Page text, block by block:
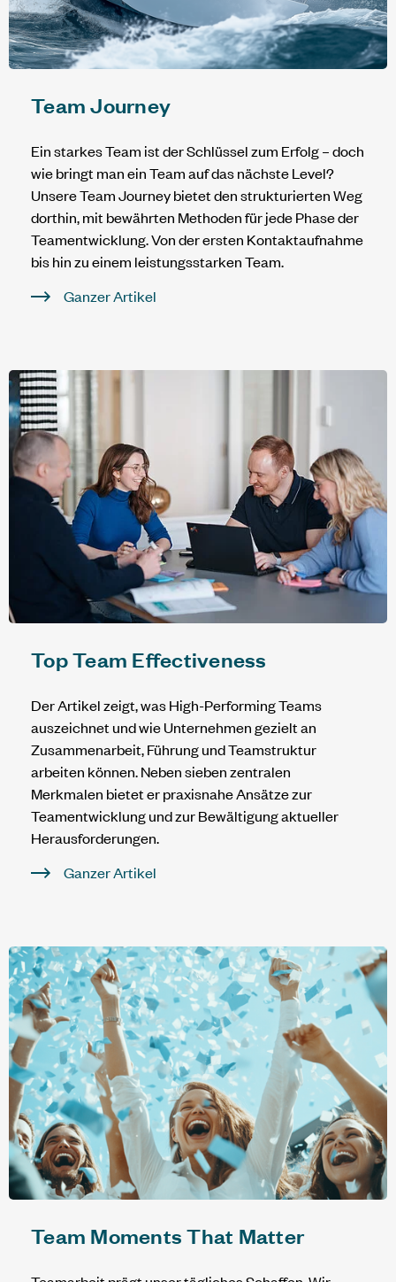
Team Journey
Ein starkes Team ist der Schlüssel zum Erfolg – doch
wie bringt man ein Team auf das nächste Level?
Unsere Team Journey bietet den strukturierten Weg
dorthin, mit bewährten Methoden für jede Phase der
Teamentwicklung. Von der ersten Kontaktaufnahme
bis hin zu einem leistungsstarken Team.
Ganzer Artikel
Top Team Effectiveness
Der Artikel zeigt, was High-Performing Teams
auszeichnet und wie Unternehmen gezielt an
Zusammenarbeit, Führung und Teamstruktur
arbeiten können. Neben sieben zentralen
Merkmalen bietet er praxisnahe Ansätze zur
Teamentwicklung und zur Bewältigung aktueller
Herausforderungen.
Ganzer Artikel
Team Moments That Matter